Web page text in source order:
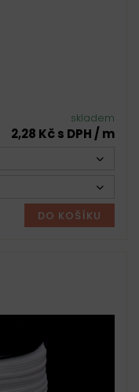
skladem
2,28 Kč s DPH / m
DO KOŠÍKU